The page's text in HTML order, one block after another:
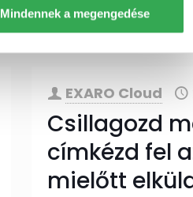
Mindennek a megengedése
EXARO Cloud
Csillagozd
címkézd fel
mielőtt